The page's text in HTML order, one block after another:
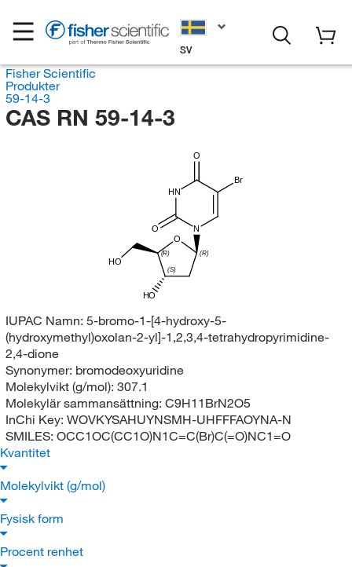
SV
Fisher Scientific
Produkter
59-14-3
CAS RN 59-14-3
(S)
(R)
O
(R)
N
HO
HN
O
O
HO
Br
IUPAC Namn: 5-bromo-1-[4-hydroxy-5-
(hydroxymethyl)oxolan-2-yl]-1,2,3,4-tetrahydropyrimidine-
2,4-dione
Synonymer: bromodeoxyuridine
Molekylvikt (g/mol): 307.1
Molekylär sammansättning: C9H11BrN2O5
InChi Key: WOVKYSAHUYNSMH-UHFFFAOYNA-N
SMILES: OCC1OC(CC1O)N1C=C(Br)C(=O)NC1=O
Kvantitet
Molekylvikt (g/mol)
Fysisk form
Procent renhet